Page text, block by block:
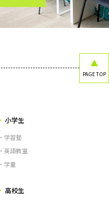
PAGE TOP
小学生
・学習塾
・英語教室
・学童
高校生